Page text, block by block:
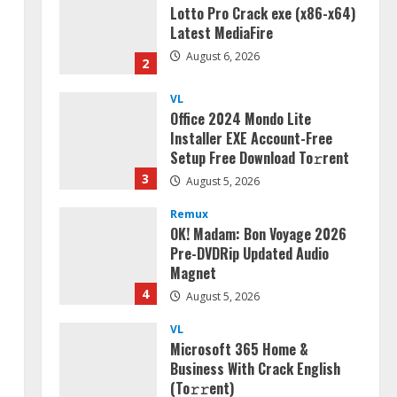
2
Lotto Pro Crack exe (x86-x64)
Latest MediaFire
August 6, 2026
3
VL
Office 2024 Mondo Lite
Installer EXE Account-Free
Setup Frее Download To𝚛rent
August 5, 2026
4
Remux
OK! Madam: Bon Voyage 2026
Pre-DVDRip Updated Audio
Magnet
August 5, 2026
VL
Microsoft 365 Home &
Business With Crack English
(To𝚛𝚛еnt)